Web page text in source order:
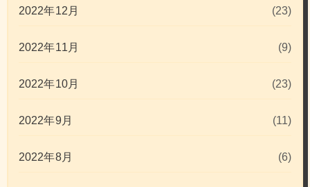
2022年12月 (23)
2022年11月 (9)
2022年10月 (23)
2022年9月 (11)
2022年8月 (6)